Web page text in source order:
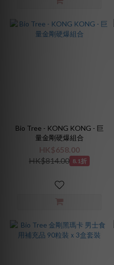
Bio Tree - KONG KONG - 巨
量金剛硬爆組合
HK$658.00
HK$814.00 8.1折